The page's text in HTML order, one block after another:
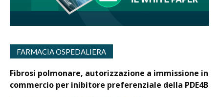
FARMACIA OSPEDALIERA
Fibrosi polmonare, autorizzazione a immissione in
commercio per inibitore preferenziale della PDE4B